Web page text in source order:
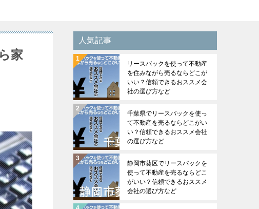
家
人気記事
リースバックを使って不動産
を住みながら売るならどこが
いい？信頼できるおススメ会
社の選び方など
千葉県でリースバックを使っ
て不動産を売るならどこがい
い？信頼できるおススメ会社
の選び方など
静岡市葵区でリースバックを
使って不動産を売るならどこ
がいい？信頼できるおススメ
会社の選び方など